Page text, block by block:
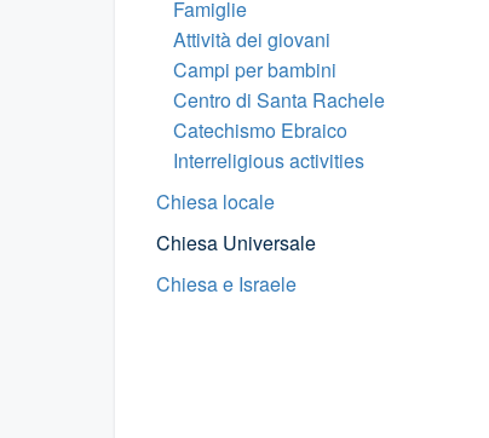
Famiglie
Attività dei giovani
Campi per bambini
Centro di Santa Rachele
Catechismo Ebraico
Interreligious activities
Chiesa locale
Chiesa Universale
Chiesa e Israele